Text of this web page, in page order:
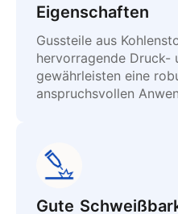
Eigenschaften
Gussteile aus
hervorragende Druck-
gewährleisten eine
anspruchsvollen
Gute